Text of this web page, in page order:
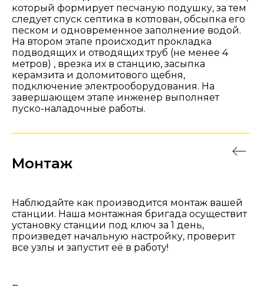
который формирует песчаную подушку, за тем
следует спуск септика в котлован, обсыпка его
песком и одновременное заполнение водой.
На втором этапе происходит прокладка
подводящих и отводящих труб (не менее 4
метров) , врезка их в станцию, засыпка
керамзита и доломитового щебня,
подключение электрооборудования. На
завершающем этапе инженер выполняет
пуско-наладочные работы.
Монтаж
Наблюдайте как производится монтаж вашей
станции. Наша монтажная бригада осуществит
установку станции под ключ за 1 день,
произведет начальную настройку, проверит
все узлы и запустит её в работу!